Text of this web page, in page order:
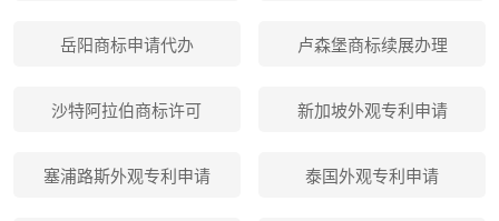
岳阳商标申请代办 卢森堡商标续展办理
沙特阿拉伯商标许可 新加坡外观专利申请
塞浦路斯外观专利申请 泰国外观专利申请